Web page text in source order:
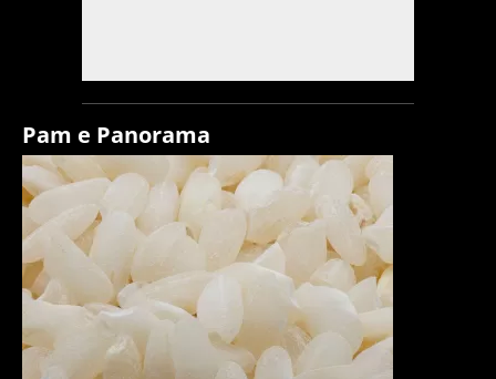
Pam e Panorama